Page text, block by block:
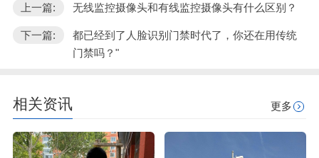
上一篇: 无线监控摄像头和有线监控摄像头有什么区别？
下一篇:
都已经到了人脸识别门禁时代了，你还在用传统
门禁吗？"
相关资讯 更多